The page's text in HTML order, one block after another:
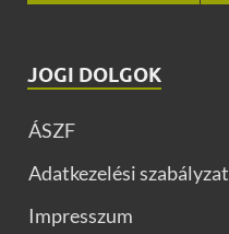
JOGI DOLGOK
ÁSZF
Adatkezelési szabályzat
Impresszum